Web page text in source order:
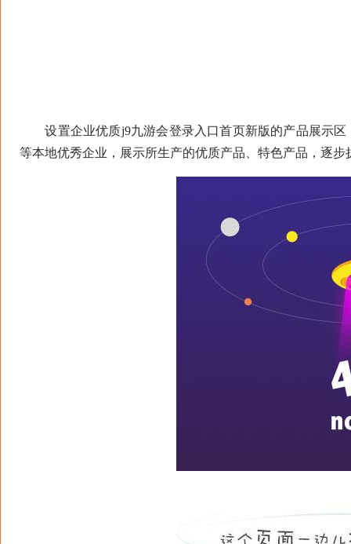
设置企业优质j9九游会登录入口首页新版的产品展示区
等本地优秀企业，展示所生产的优质产品、特色产品，逐